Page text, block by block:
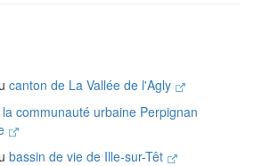
canton de La Vallée de l'Agly
la communauté urbaine Perpignan
bassin de vie de Ille-sur-Têt